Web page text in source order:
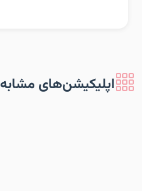
اپلیکیشن‌های مشابه